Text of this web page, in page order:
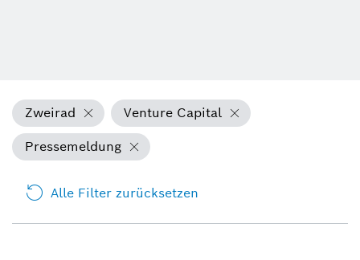
Zweirad
Venture Capital
Pressemeldung
Alle Filter zurücksetzen